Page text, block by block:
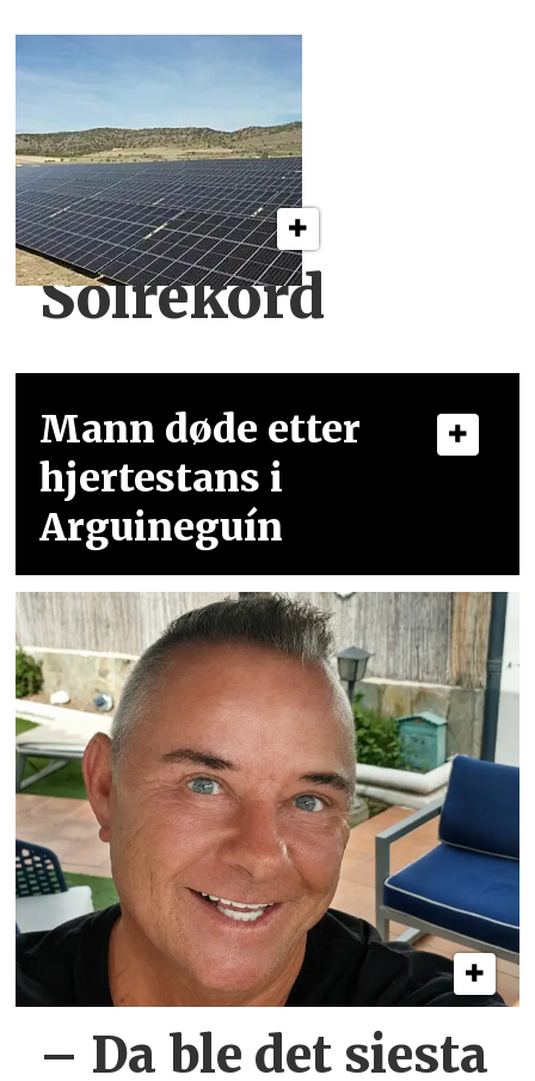
Solrekord
Mann døde etter
hjertestans i
Arguineguín
– Da ble det siesta